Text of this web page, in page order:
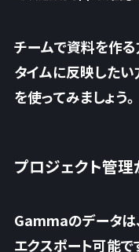
チームで資料を作
タイムに反映した
を使ってみましょう。
プロジェクト管理
Gammaのデータは
エクスポート可能で